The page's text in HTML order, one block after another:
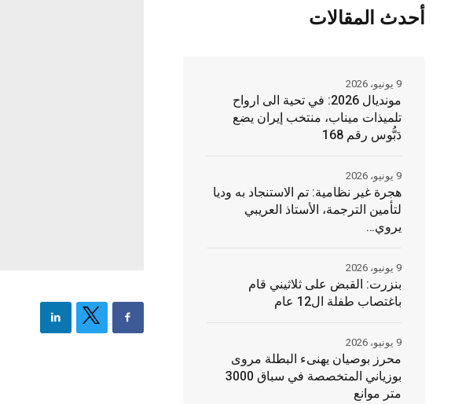
أحدث المقالات
مونديال 2026: في تحية الى ارواح
تلميذات ميناب، منتخب إيران يضع
دَبُّوس رقم 168
9 يونيو، 2026
هجرة غير نظامية: تم الاستنجاد به وديا
لتأمين الترجمة، الأستاذ العريبي
يروي…
9 يونيو، 2026
بنزرت: القبض على ثلاثيني قام
باغتصاب طفلة ال12 عام
9 يونيو، 2026
محرز بوصيان يهنىء البطلة مروى
بوزياني المتخصصة في سباق 3000
متر موانع
9 يونيو، 2026